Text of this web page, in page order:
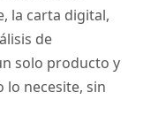
la carta digital,
de
solo producto y
lo necesite, sin